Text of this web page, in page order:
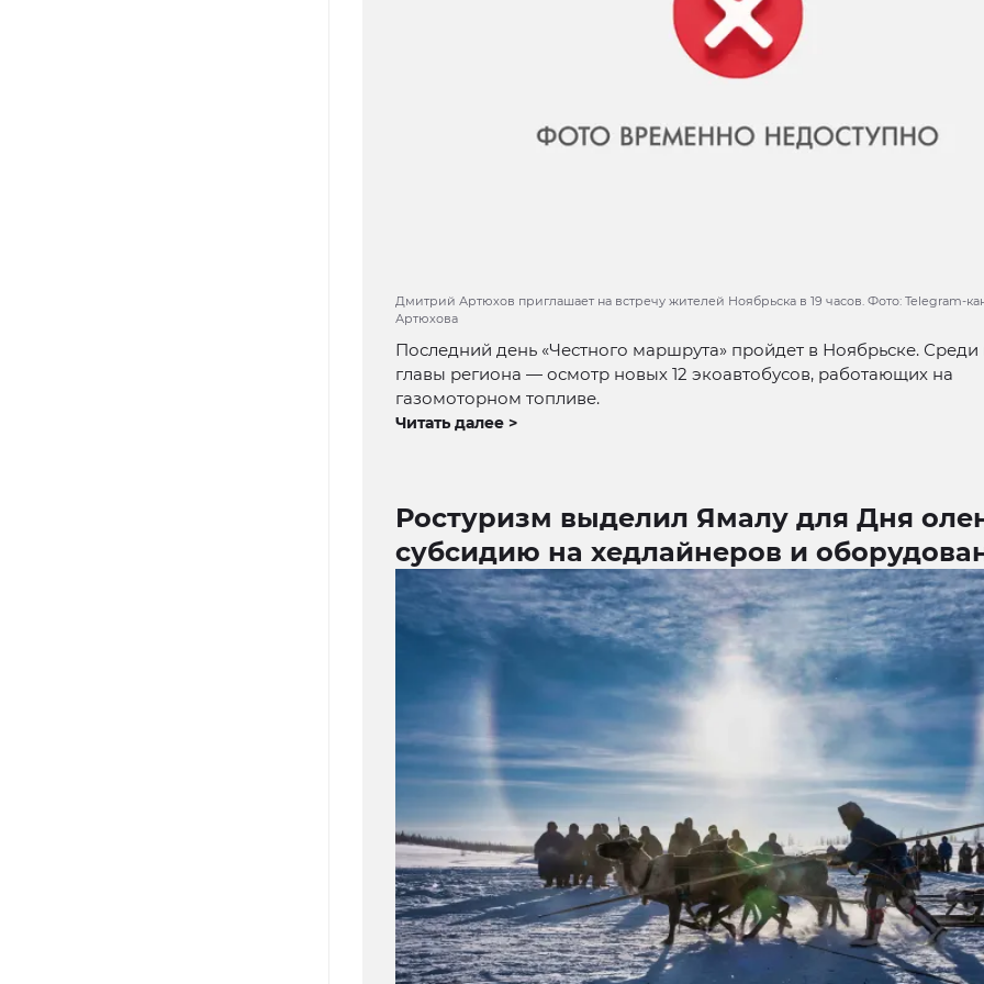
Дмитрий Артюхов приглашает на встречу жителей Ноябрьска в 19 часов. Фото: Telegram-
Артюхова
Последний день «Честного маршрута» пройдет в Ноябрьске. Среди
главы региона — осмотр новых 12 экоавтобусов, работающих на
газомоторном топливе.
Читать далее >
Ростуризм выделил Ямалу для Дня
субсидию на хедлайнеров и